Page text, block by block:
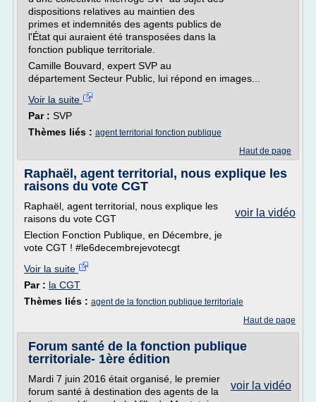
dispositions relatives au maintien des
primes et indemnités des agents publics de
l'État qui auraient été transposées dans la
fonction publique territoriale.
Camille Bouvard, expert SVP au
département Secteur Public, lui répond en images...
Voir la suite
Par : SVP
Thèmes liés : agent territorial fonction publique
Haut de page
Raphaël, agent territorial, nous explique les
raisons du vote CGT
voir la vidéo
Raphaël, agent territorial, nous explique les
raisons du vote CGT
Election Fonction Publique, en Décembre, je
vote CGT ! #le6decembrejevotecgt
Voir la suite
Par : la CGT
Thèmes liés : agent de la fonction publique territoriale
Haut de page
Forum santé de la fonction publique
territoriale- 1ère édition
voir la vidéo
Mardi 7 juin 2016 était organisé, le premier
forum santé à destination des agents de la